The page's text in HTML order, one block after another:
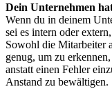
Dein Unternehmen
Wenn du in deinem
sei es intern oder
Sowohl die Mitarbeiter
genug, um zu
anstatt einen Fehler
Anstand zu bewältigen.